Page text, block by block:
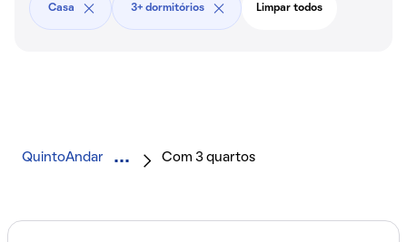
Casa 3+ dormitórios Limpar todos
QuintoAndar Com 3 quartos